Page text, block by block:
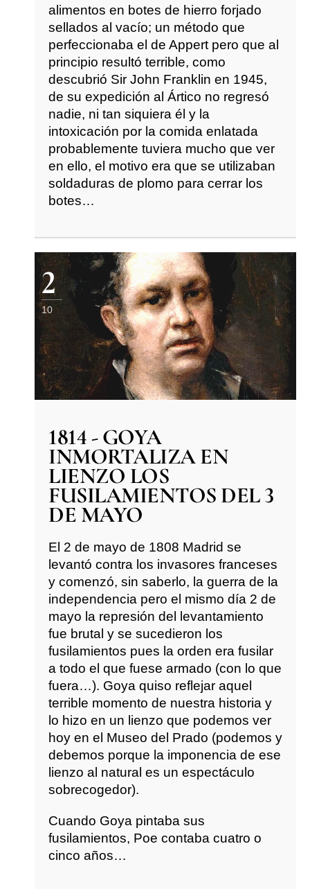
alimentos en botes de hierro forjado
sellados al vacío; un método que
perfeccionaba el de Appert pero que al
principio resultó terrible, como
descubrió Sir John Franklin en 1945,
de su expedición al Ártico no regresó
nadie, ni tan siquiera él y la
intoxicación por la comida enlatada
probablemente tuviera mucho que ver
en ello, el motivo era que se utilizaban
soldaduras de plomo para cerrar los
botes…
2
10
1814 - GOYA
INMORTALIZA EN
LIENZO LOS
FUSILAMIENTOS DEL 3
DE MAYO
El 2 de mayo de 1808 Madrid se
levantó contra los invasores franceses
y comenzó, sin saberlo, la guerra de la
independencia pero el mismo día 2 de
mayo la represión del levantamiento
fue brutal y se sucedieron los
fusilamientos pues la orden era fusilar
a todo el que fuese armado (con lo que
fuera…). Goya quiso reflejar aquel
terrible momento de nuestra historia y
lo hizo en un lienzo que podemos ver
hoy en el Museo del Prado (podemos y
debemos porque la imponencia de ese
lienzo al natural es un espectáculo
sobrecogedor).
Cuando Goya pintaba sus
fusilamientos, Poe contaba cuatro o
cinco años…